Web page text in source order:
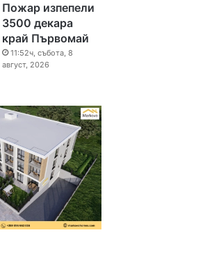
Пожар изпепели
3500 декара
край Първомай
11:52ч, събота, 8
август, 2026